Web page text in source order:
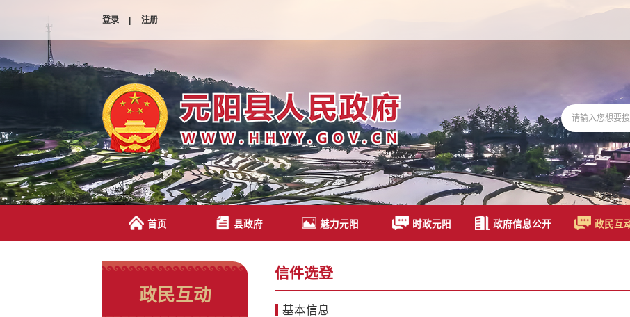
登录 | 注册
首页 县政府 魅力元阳 时政元阳 政府信息公开 政民互
政民互动
信件选登
基本信息